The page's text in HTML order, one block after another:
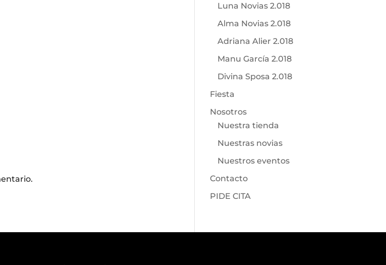
Luna Novias 2.018
Alma Novias 2.018
Adriana Alier 2.018
Manu García 2.018
Divina Sposa 2.018
Fiesta
Nosotros
Nuestra tienda
Nuestras novias
Nuestros eventos
Contacto
PIDE CITA